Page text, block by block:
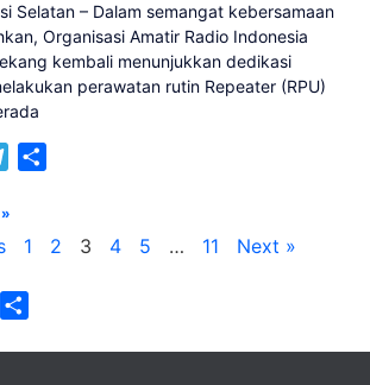
Selatan – Dalam semangat kebersamaan
Organisasi Amatir Radio Indonesia
kembali menunjukkan dedikasi
perawatan rutin Repeater (RPU)
Telegram
1 2 3 4 5 … 11 Next »
Telegram